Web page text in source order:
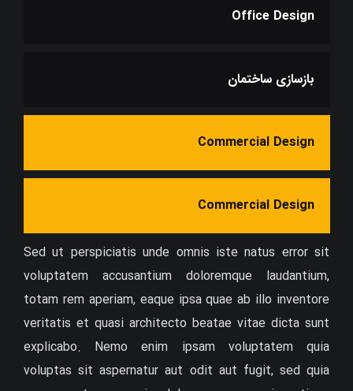
Office Design
بازسازی ساختمان
Commercial Design
Commercial Design
Sed ut perspiciatis unde omnis iste natus error sit
voluptatem accusantium doloremque laudantium,
totam rem aperiam, eaque ipsa quae ab illo inventore
veritatis et quasi architecto beatae vitae dicta sunt
explicabo. Nemo enim ipsam voluptatem quia
voluptas sit aspernatur aut odit aut fugit, sed quia